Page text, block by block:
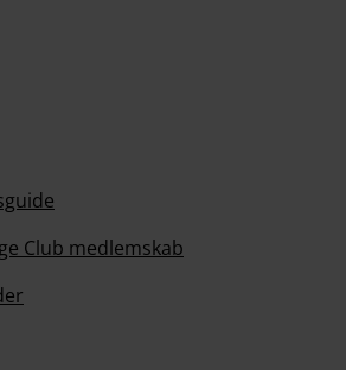
Club medlemskab